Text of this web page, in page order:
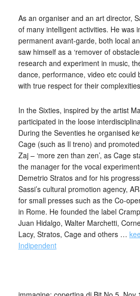
As an organiser and an art director,
of many intelligent activities. He was
permanent avant-garde, both local
saw himself as a ‘remover of
research and experiment in music,
dance, performance, video etc could
with true respect for their
In the Sixties, inspired by the artist
participated in the loose
During the Seventies he organised
Cage (such as Il treno) and
Zaj – ‘more zen than zen’, as Cage
the manager for the vocal
Demetrio Stratos and for his
Sassi’s cultural promotion agency,
for small presses such as the Co-
in Rome. He founded the label
Juan Hidalgo, Walter Marchetti,
Lacy, Stratos, Cage and others …
Indipendent